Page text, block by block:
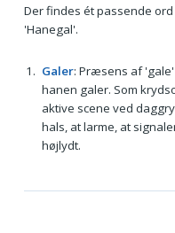
Der findes ét passende
'Hanegal'.
Galer: Præsens af
hanen galer. Som
aktive scene ved
hals, at larme, at
højlydt.